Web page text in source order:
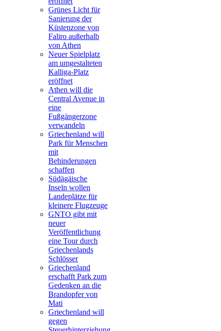
Grünes Licht für
Sanierung der
Küstenzone von
Faliro außerhalb
von Athen
Neuer Spielplatz
am umgestalteten
Kalliga-Platz
eröffnet
Athen will die
Central Avenue in
eine
Fußgängerzone
verwandeln
Griechenland will
Park für Menschen
mit
Behinderungen
schaffen
Südägäische
Inseln wollen
Landeplätze für
kleinere Flugzeuge
GNTO gibt mit
neuer
Veröffentlichung
eine Tour durch
Griechenlands
Schlösser
Griechenland
erschafft Park zum
Gedenken an die
Brandopfer von
Mati
Griechenland will
gegen